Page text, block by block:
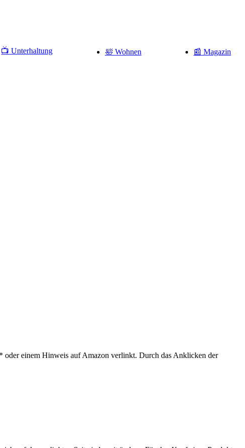
📺 Unterhaltung 🛀 Wohnen 📰 Magazin
oder einem Hinweis auf Amazon verlinkt. Durch das Anklicken der